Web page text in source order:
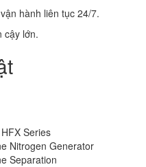
hành liên tục 24/7.
cậy lớn.
Series
Nitrogen Generator
Separation